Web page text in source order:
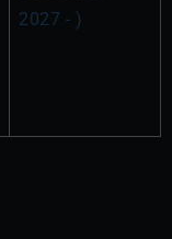
2027 - )